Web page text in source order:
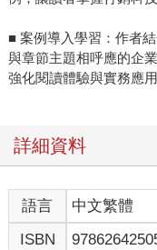
■ 案例導入學習：作者
與章節主題相呼應的企
強化閱讀體驗與實務應
詳細資料
語言 中文繁體
ISBN